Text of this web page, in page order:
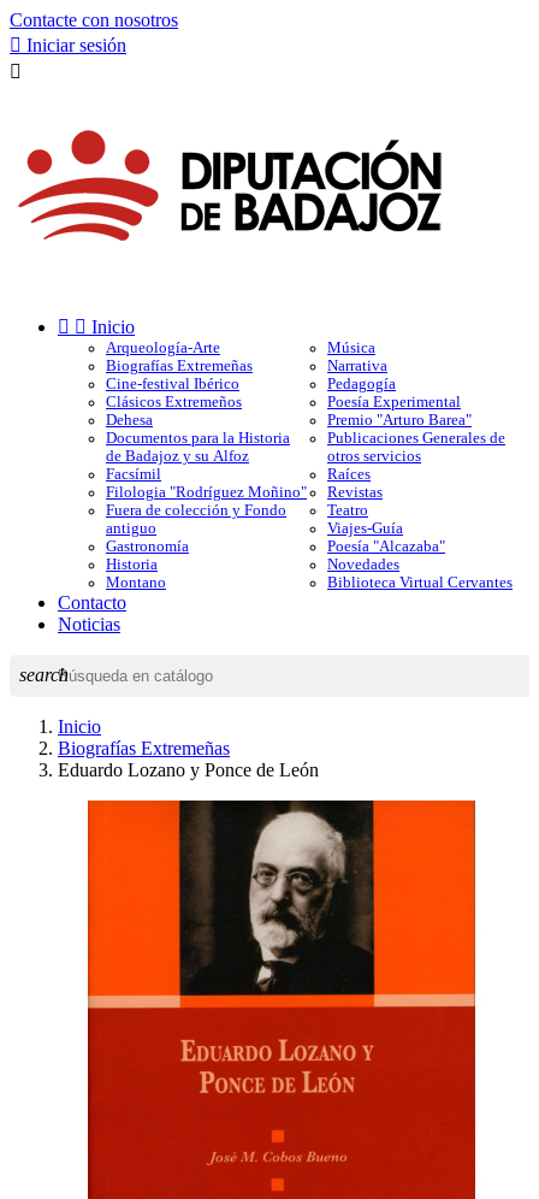
Contacte con nosotros
 Iniciar sesión

  Inicio
Arqueología-Arte
Biografías Extremeñas
Cine-festival Ibérico
Clásicos Extremeños
Dehesa
Documentos para la Historia
de Badajoz y su Alfoz
Facsímil
Filologia "Rodríguez Moñino"
Fuera de colección y Fondo
antiguo
Gastronomía
Historia
Montano
Música
Narrativa
Pedagogía
Poesía Experimental
Premio "Arturo Barea"
Publicaciones Generales de
otros servicios
Raíces
Revistas
Teatro
Viajes-Guía
Poesía "Alcazaba"
Novedades
Biblioteca Virtual Cervantes
Contacto
Noticias
search
Inicio
Biografías Extremeñas
Eduardo Lozano y Ponce de León